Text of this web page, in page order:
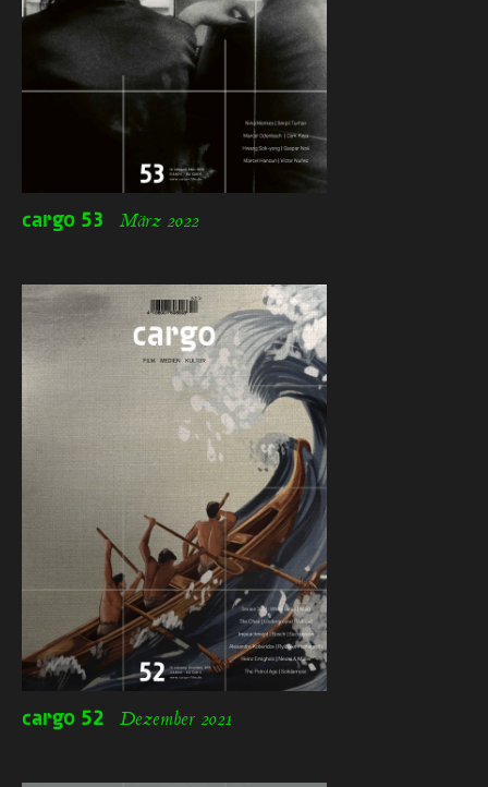
cargo 53 März 2022
cargo 52 Dezember 2021